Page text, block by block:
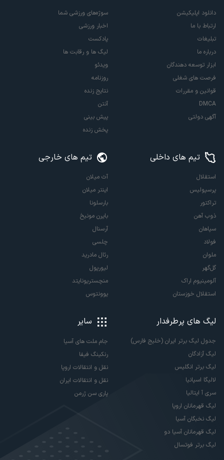
دانلود اپلیکیشن
ارتباط با ما
تبلیغات
درباره ما
ابزار توسعه دهندگان
فرصت های شغلی
قوانین و مقررات
DMCA
آگهی دولتی
سوژه‌های ورزشی شما
اخبار ورزشی
پادکست
لیگ ها و رقابت ها
ویدئو
روزنامه
نتایج زنده
آنتن
پیش بینی
پخش زنده
تیم های داخلی
استقلال
پرسپولیس
تراکتور
ذوب آهن
سپاهان
فولاد
ملوان
گل‌گهر
آلومینیوم اراک
استقلال خوزستان
تیم های خارجی
آث میلان
اینتر میلان
بارسلونا
بایرن مونیخ
آرسنال
چلسی
رئال مادرید
لیورپول
منچستریونایتد
یوونتوس
لیگ های پرطرفدار
جدول لیگ برتر ایران (خلیج فارس)
لیگ آزادگان
لیگ برتر انگلیس
لالیگا اسپانیا
سری آ ایتالیا
لیگ قهرمانان اروپا
لیگ نخبگان آسیا
لیگ قهرمانان آسیا دو
لیگ برتر فوتسال
سایر
جام ملت های آسیا
رنکینگ فیفا
نقل و انتقالات اروپا
نقل و انتقالات ایران
پاری سن ژرمن